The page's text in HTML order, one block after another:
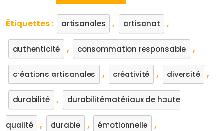
Étiquettes : artisanales , artisanat ,
authenticité , consommation responsable ,
créations artisanales , créativité , diversité ,
durabilité , durabilitématériaux de haute
qualité , durable , émotionnelle ,